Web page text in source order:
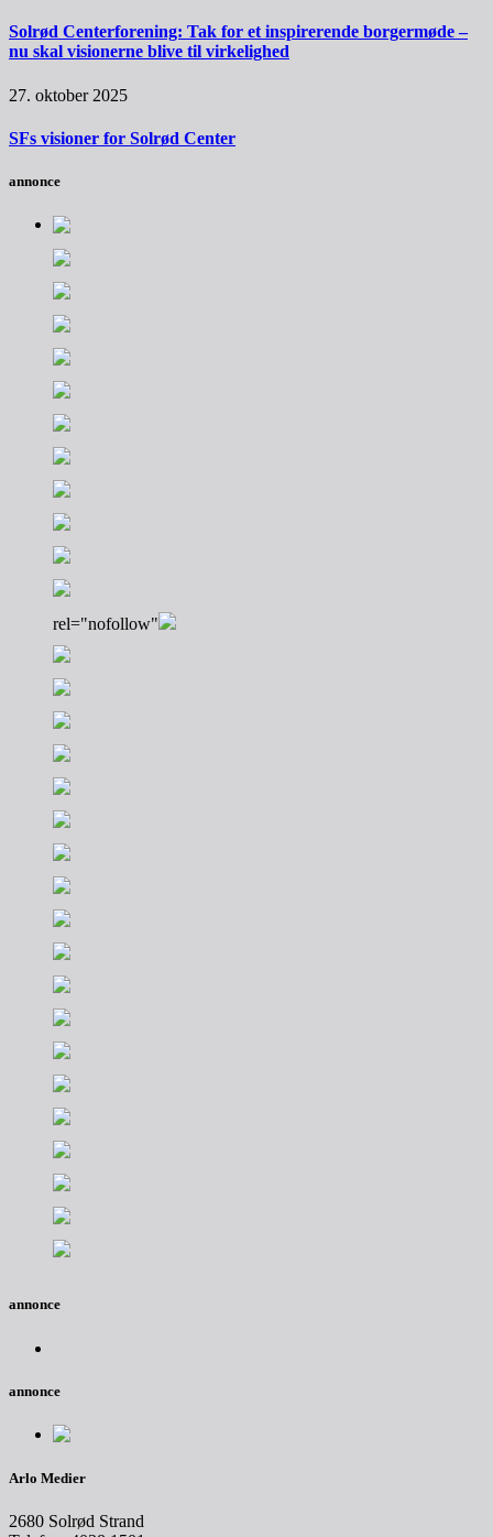
Solrød Centerforening: Tak for et inspirerende borgermøde –
nu skal visionerne blive til virkelighed
27. oktober 2025
SFs visioner for Solrød Center
annonce
rel="nofollow"
annonce
annonce
Arlo Medier
2680 Solrød Strand